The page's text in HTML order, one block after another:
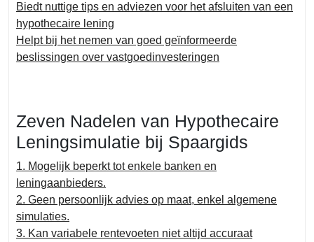
Biedt nuttige tips en adviezen voor het afsluiten van een
hypothecaire lening
Helpt bij het nemen van goed geïnformeerde
beslissingen over vastgoedinvesteringen
Zeven Nadelen van Hypothecaire
Leningsimulatie bij Spaargids
1. Mogelijk beperkt tot enkele banken en
leningaanbieders.
2. Geen persoonlijk advies op maat, enkel algemene
simulaties.
3. Kan variabele rentevoeten niet altijd accuraat